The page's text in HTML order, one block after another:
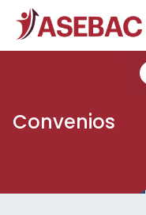
Convenios